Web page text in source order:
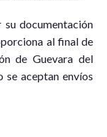
su documentación
al final de
de Guevara del
aceptan envíos